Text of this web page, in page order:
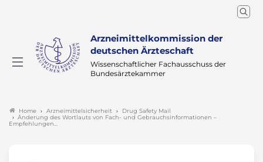
Arzneimittelkommission der
deutschen Ärzteschaft
Wissenschaftlicher Fachausschuss der
Bundesärztekammer
Home Arzneimittelsicherheit
Drug Safety Mail
Änderung des Wortlauts von Fach- und Gebrauchsinformationen –
Empfehlungen…